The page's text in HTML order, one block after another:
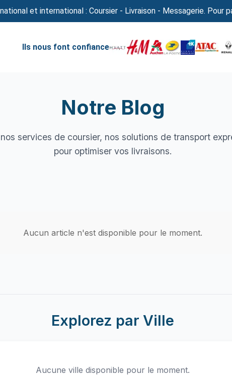
et international : Coursier - Livraison - Messagerie. Pour
Ils nous font confiance
Notre Blog
services de coursier, nos solutions de transport
pour optimiser vos livraisons.
Aucun article n'est disponible pour le moment.
Explorez par Ville
Aucune ville disponible pour le moment.